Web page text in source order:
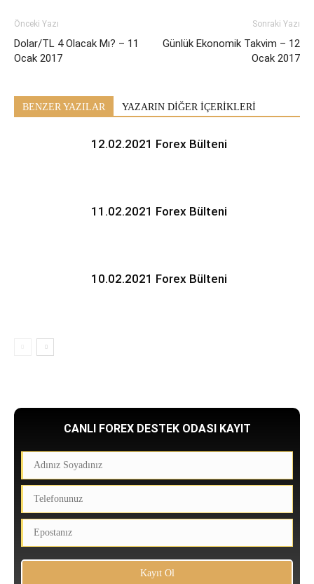
Önceki Yazı
Dolar/TL 4 Olacak Mı? – 11
Ocak 2017
Sonraki Yazı
Günlük Ekonomik Takvim – 12
Ocak 2017
BENZER YAZILAR YAZARIN DİĞER İÇERİKLERİ
12.02.2021 Forex Bülteni
11.02.2021 Forex Bülteni
10.02.2021 Forex Bülteni
CANLI FOREX DESTEK ODASI KAYIT